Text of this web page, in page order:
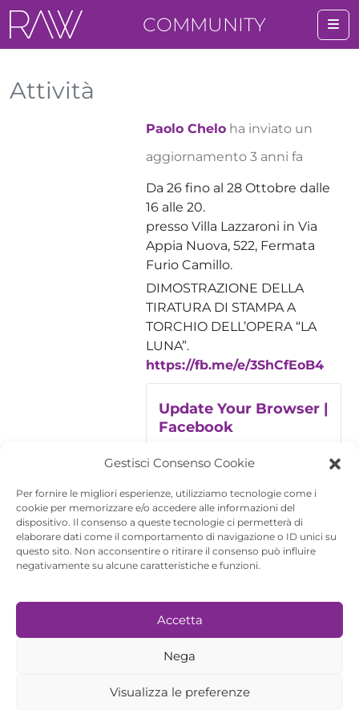
Gestisci Consenso Cookie
Per fornire le migliori esperienze, utilizziamo tecnologie come i
cookie per memorizzare e/o accedere alle informazioni del
dispositivo. Il consenso a queste tecnologie ci permetterà di
elaborare dati come il comportamento di navigazione o ID unici su
questo sito. Non acconsentire o ritirare il consenso può influire
negativamente su alcune caratteristiche e funzioni.
Accetta
Nega
Visualizza le preferenze
COMMUNITY
Attività
Paolo Chelo ha inviato un
aggiornamento 3 anni fa
Da 26 fino al 28 Ottobre dalle
16 alle 20.
presso Villa Lazzaroni in Via
Appia Nuova, 522, Fermata
Furio Camillo.
DIMOSTRAZIONE DELLA
TIRATURA DI STAMPA A
TORCHIO DELL’OPERA “LA
LUNA”.
https://fb.me/e/3ShCfEoB4
Update Your Browser |
Facebook
Facebook
© 2026 - Rome Art Week